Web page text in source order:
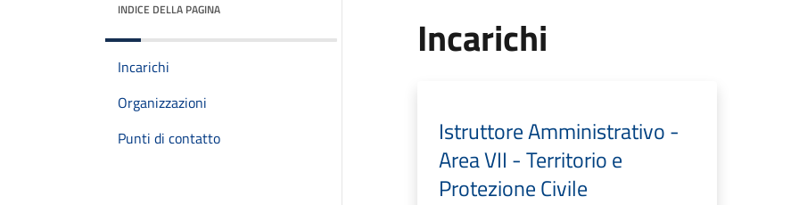
INDICE DELLA PAGINA
Incarichi
Organizzazioni
Punti di contatto
Incarichi
Istruttore Amministrativo -
Area VII - Territorio e
Protezione Civile